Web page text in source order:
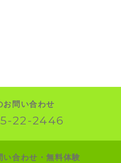
お問い合わせ
22-2446
い合わせ・無料体験